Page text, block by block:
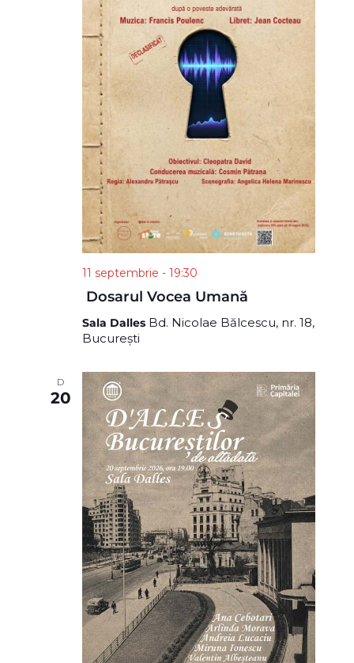
11 septembrie - 19:30
Dosarul Vocea Umană
Sala Dalles Bd. Nicolae Bălcescu, nr. 18,
București
D
20